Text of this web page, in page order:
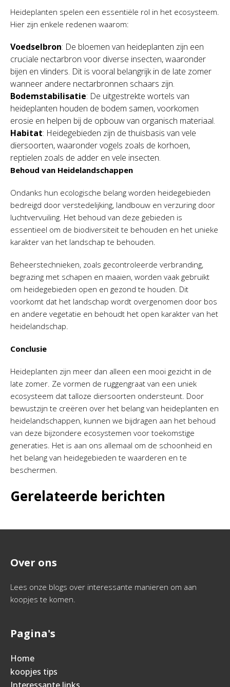
Heideplanten spelen een essentiële rol in het ecosysteem.
Hier zijn enkele redenen waarom:
Voedselbron: De bloemen van heideplanten zijn een
cruciale nectarbron voor diverse insecten, waaronder
bijen en vlinders. Dit is vooral belangrijk in de late zomer
wanneer andere nectarbronnen schaars zijn.
Bodemstabilisatie: De uitgestrekte wortels van
heideplanten houden de bodem samen, voorkomen
erosie en helpen bij de opbouw van organisch materiaal.
Habitat: Heidegebieden zijn de thuisbasis van vele
diersoorten, waaronder vogels zoals de korhoen,
reptielen zoals de adder en vele insecten.
Behoud van Heidelandschappen
Ondanks hun ecologische belang worden heidegebieden
bedreigd door verstedelijking, landbouw en verzuring door
luchtvervuiling. Het behoud van deze gebieden is
essentieel om de biodiversiteit te behouden en het unieke
karakter van het landschap te behouden.
Beheerstechnieken, zoals gecontroleerde verbranding,
begrazing met schapen en maaien, worden vaak gebruikt
om heidegebieden open en gezond te houden. Dit
voorkomt dat het landschap wordt overgenomen door bos
en andere vegetatie en behoudt het open karakter van het
heidelandschap.
Conclusie
Heideplanten zijn meer dan alleen een mooi gezicht in de
late zomer. Ze vormen de ruggengraat van een uniek
ecosysteem dat talloze diersoorten ondersteunt. Door
bewustzijn te creëren over het belang van heideplanten en
heidelandschappen, kunnen we bijdragen aan het behoud
van deze bijzondere ecosystemen voor toekomstige
generaties. Het is aan ons allemaal om de schoonheid en
het belang van heidegebieden te waarderen en te
beschermen.
Gerelateerde berichten
Over ons
Lees onze blogs over interessante manieren om aan
koopjes te komen.
Pagina's
Home
koopjes tips